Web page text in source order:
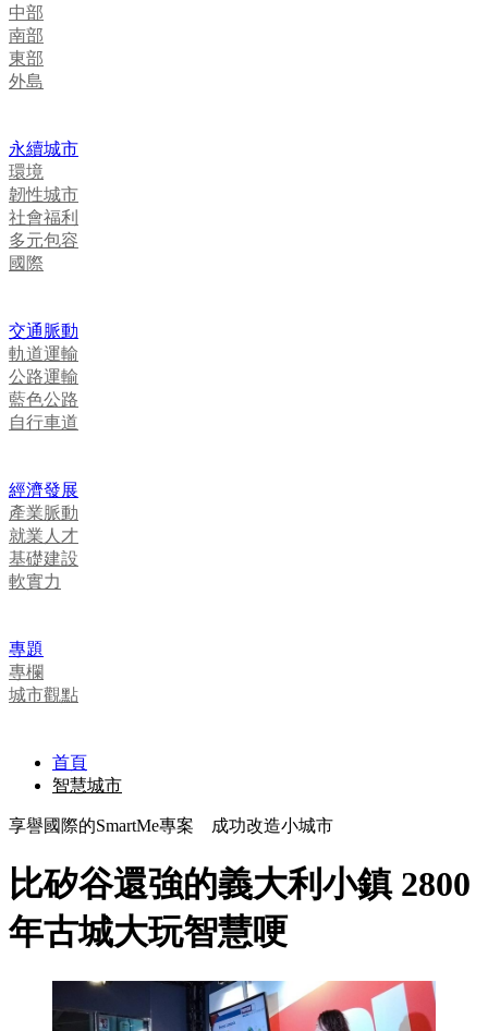
中部
南部
東部
外島
永續城市
環境
韌性城市
社會福利
多元包容
國際
交通脈動
軌道運輸
公路運輸
藍色公路
自行車道
經濟發展
產業脈動
就業人才
基礎建設
軟實力
專題
專欄
城市觀點
首頁
智慧城市
享譽國際的SmartMe專案 成功改造小城市
比矽谷還強的義大利小鎮 2800
年古城大玩智慧哽